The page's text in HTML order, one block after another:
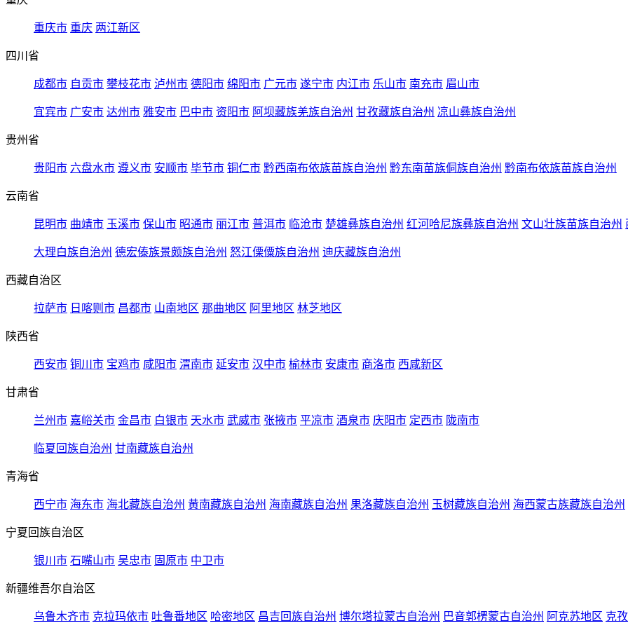
重庆市 重庆 两江新区
四川省
成都市 自贡市 攀枝花市 泸州市 德阳市 绵阳市 广元市 遂宁市 内江市 乐山市 南充市 眉山市
宜宾市 广安市 达州市 雅安市 巴中市 资阳市 阿坝藏族羌族自治州 甘孜藏族自治州 凉山彝族自治州
贵州省
贵阳市 六盘水市 遵义市 安顺市 毕节市 铜仁市 黔西南布依族苗族自治州 黔东南苗族侗族自治州 黔南布依族苗族自治州
云南省
昆明市 曲靖市 玉溪市 保山市 昭通市 丽江市 普洱市 临沧市 楚雄彝族自治州 红河哈尼族彝族自治州 文山壮族苗族自治州
大理白族自治州 德宏傣族景颇族自治州 怒江傈僳族自治州 迪庆藏族自治州
西藏自治区
拉萨市 日喀则市 昌都市 山南地区 那曲地区 阿里地区 林芝地区
陕西省
西安市 铜川市 宝鸡市 咸阳市 渭南市 延安市 汉中市 榆林市 安康市 商洛市 西咸新区
甘肃省
兰州市 嘉峪关市 金昌市 白银市 天水市 武威市 张掖市 平凉市 酒泉市 庆阳市 定西市 陇南市
临夏回族自治州 甘南藏族自治州
青海省
西宁市 海东市 海北藏族自治州 黄南藏族自治州 海南藏族自治州 果洛藏族自治州 玉树藏族自治州 海西蒙古族藏族自治州
宁夏回族自治区
银川市 石嘴山市 吴忠市 固原市 中卫市
新疆维吾尔自治区
乌鲁木齐市 克拉玛依市 吐鲁番地区 哈密地区 昌吉回族自治州 博尔塔拉蒙古自治州 巴音郭楞蒙古自治州 阿克苏地区 克